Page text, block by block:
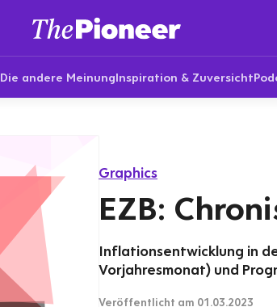
Die andere MeinungInspiration & Zuversicht
Graphics
EZB:
Inflationsentwicklung in
Vorjahresmonat) und
Veröffentlicht am 01.03.2023